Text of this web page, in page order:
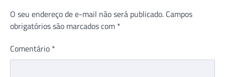
O seu endereço de e-mail não será publicado. Campos
obrigatórios são marcados com *
Comentário *